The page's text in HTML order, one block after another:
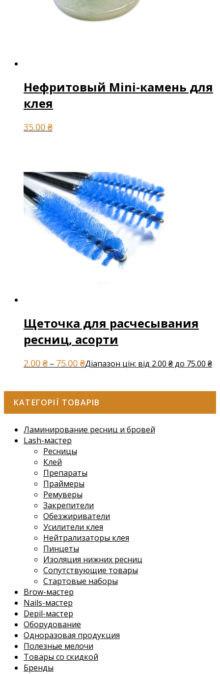
Нефритовый Mini-камень для
клея
35.00 ₴
Щеточка для расчесывания
ресниц, асорти
2.00 ₴ – 75.00 ₴Діапазон цін: від 2.00 ₴ до 75.00 ₴
КАТЕГОРІЇ ТОВАРІВ
Ламинирование ресниц и бровей
Lash-мастер
Ресницы
Клей
Препараты
Праймеры
Ремуверы
Закрепители
Обезжириватели
Усилители клея
Нейтрализаторы клея
Пинцеты
Изоляция нижних ресниц
Сопутствующие товары
Стартовые наборы
Brow-мастер
Nails-мастер
Depil-мастер
Оборудование
Одноразовая продукция
Полезные мелочи
Товары со скидкой
Бренды